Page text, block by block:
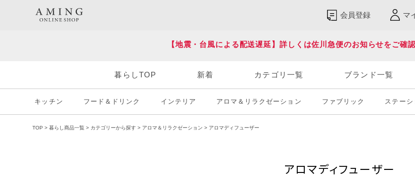
会員登録 マ
HOT KEY WORD
【地震・台風による配送遅延】詳しくは佐川急便のお知らせをご確
暮らしTOP 新着 カテゴリ一覧 ブランド一覧
キッチン フード＆ドリンク インテリア アロマ＆リラクゼーション ファブリック ステーシ
TOP 暮らし商品一覧 カテゴリーから探す アロマ＆リラクゼーション アロマディフューザー
アロマディフューザー